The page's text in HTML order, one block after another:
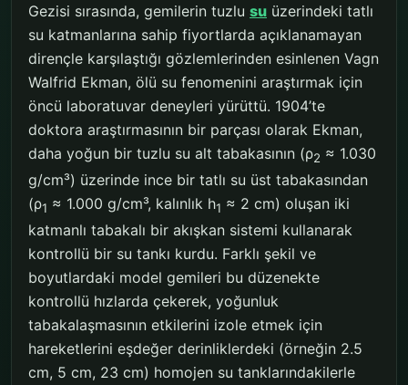
Gezisi sırasında, gemilerin tuzlu su üzerindeki tatlı
su katmanlarına sahip fiyortlarda açıklanamayan
dirençle karşılaştığı gözlemlerinden esinlenen Vagn
Walfrid Ekman, ölü su fenomenini araştırmak için
öncü laboratuvar deneyleri yürüttü. 1904’te
doktora araştırmasının bir parçası olarak Ekman,
daha yoğun bir tuzlu su alt tabakasının (ρ2 ≈ 1.030
g/cm³) üzerinde ince bir tatlı su üst tabakasından
(ρ1 ≈ 1.000 g/cm³, kalınlık h1 ≈ 2 cm) oluşan iki
katmanlı tabakalı bir akışkan sistemi kullanarak
kontrollü bir su tankı kurdu. Farklı şekil ve
boyutlardaki model gemileri bu düzenekte
kontrollü hızlarda çekerek, yoğunluk
tabakalaşmasının etkilerini izole etmek için
hareketlerini eşdeğer derinliklerdeki (örneğin 2.5
cm, 5 cm, 23 cm) homojen su tanklarındakilerle